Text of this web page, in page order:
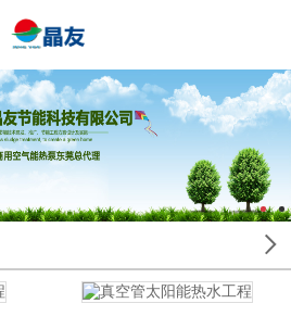
